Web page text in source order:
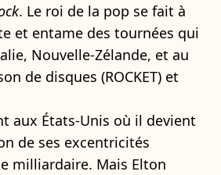
. Le roi de la pop se fait à
et entame des tournées qui
Nouvelle-Zélande, et au
de disques (ROCKET) et
aux États-Unis où il devient
de ses excentricités
milliardaire. Mais Elton